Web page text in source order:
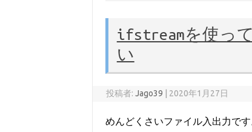
o
ifstreamを使っ
い
投稿者:Jago39 | 2020年1月27日
めんどくさいファイル入出力で